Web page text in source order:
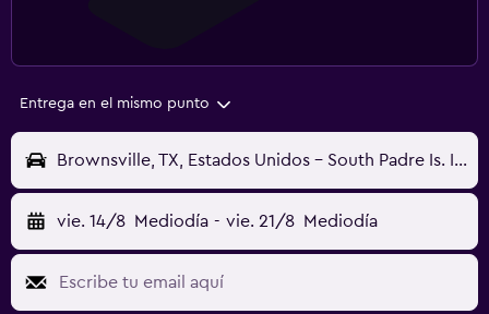
Entrega en el mismo punto
Brownsville, TX, Estados Unidos - South Padre Is. Intl (BRO)
vie. 14/8 Mediodía - vie. 21/8 Mediodía